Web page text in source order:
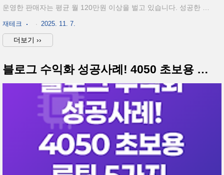
운영한 판매자는 평균 월 120만원 이상을 벌고 있습니다. 성공한 판
매자들의 공통점은 ‘운’이 아니라 ‘순서’였습니다.바로 첫 수익까지
가는 4단계 구조화된 루틴을 지켰다는 점이죠. 오늘은 초보자도 따
라 할 수 있는 스마트스토어 수익화 4단계 실전 로드맵을 구체적으
부 2024)초기비용 10만원 이하로 시작 가능상위 노출 판매자 70%
가 키워드 중심 판매 전략 사용리뷰 10개 이상 확보 시 전환율 2.5배
상승상품 5개 이하 테스트로 시작하는 것이 효율적단계핵심 목표예
상 소요기간필요 도구주의사항1단계..
재테크 2025. 11. 7.
더보기 ››
블로그 수익화 성공사례! 4050 초보용 루틴 5가지 총정리